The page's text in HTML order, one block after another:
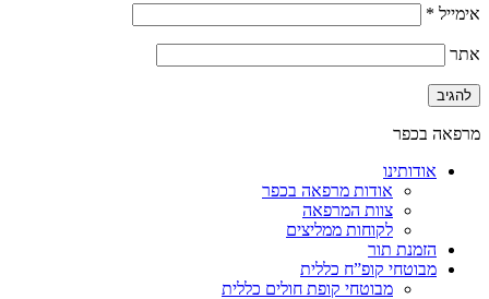
אימייל *
אתר
מרפאה בכפר
אודותינו
אודות מרפאה בכפר
צוות המרפאה
לקוחות ממליצים
הזמנת תור
מבוטחי קופ”ח כללית
מבוטחי קופת חולים כללית